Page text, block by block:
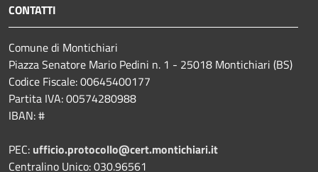
CONTATTI
Comune di Montichiari
Piazza Senatore Mario Pedini n. 1 - 25018 Montichiari (BS)
Codice Fiscale: 00645400177
Partita IVA: 00574280988
IBAN: #
PEC: ufficio.protocollo@cert.montichiari.it
Centralino Unico: 030.96561